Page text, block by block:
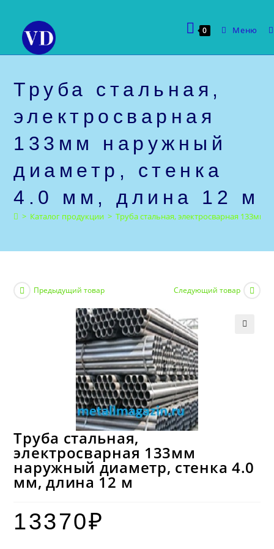
содержимому
0 Меню
Труба стальная,
электросварная
133мм наружный
диаметр, стенка
4.0 мм, длина 12 м
> Каталог продукции > Труба стальная, электросварная
Предыдущий товар Следующий товар
Труба стальная,
электросварная 133мм
наружный диаметр, стенка 4.0
мм, длина 12 м
13370₽